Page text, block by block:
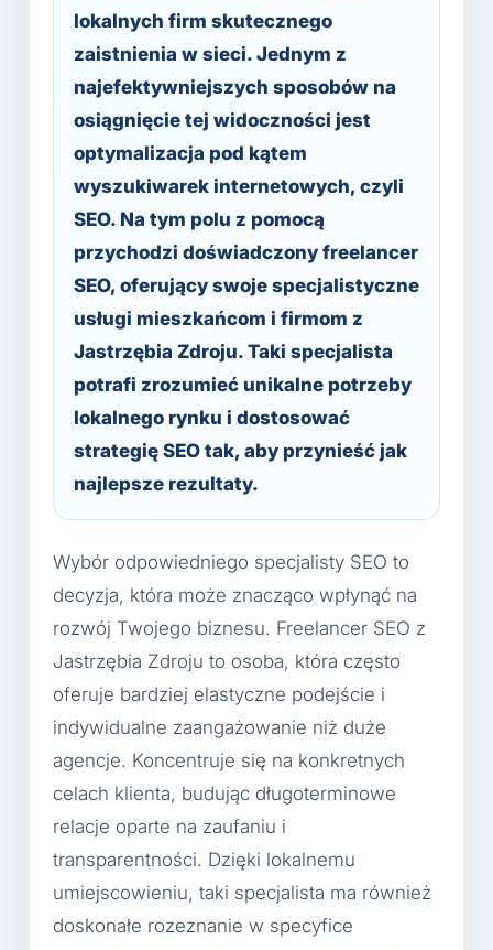
lokalnych firm skutecznego
zaistnienia w sieci. Jednym z
najefektywniejszych sposobów na
osiągnięcie tej widoczności jest
optymalizacja pod kątem
wyszukiwarek internetowych, czyli
SEO. Na tym polu z pomocą
przychodzi doświadczony freelancer
SEO, oferujący swoje specjalistyczne
usługi mieszkańcom i firmom z
Jastrzębia Zdroju. Taki specjalista
potrafi zrozumieć unikalne potrzeby
lokalnego rynku i dostosować
strategię SEO tak, aby przynieść jak
najlepsze rezultaty.
Wybór odpowiedniego specjalisty SEO to
decyzja, która może znacząco wpłynąć na
rozwój Twojego biznesu. Freelancer SEO z
Jastrzębia Zdroju to osoba, która często
oferuje bardziej elastyczne podejście i
indywidualne zaangażowanie niż duże
agencje. Koncentruje się na konkretnych
celach klienta, budując długoterminowe
relacje oparte na zaufaniu i
transparentności. Dzięki lokalnemu
umiejscowieniu, taki specjalista ma również
doskonałe rozeznanie w specyfice